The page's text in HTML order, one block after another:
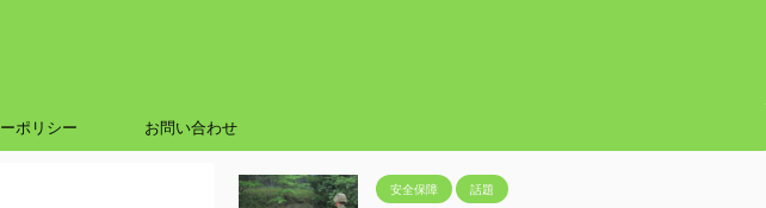
ポリシー お問い合わせ
安全保障 話題